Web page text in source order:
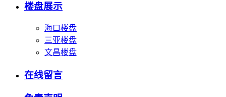
楼盘展示
海口楼盘
三亚楼盘
文昌楼盘
在线留言